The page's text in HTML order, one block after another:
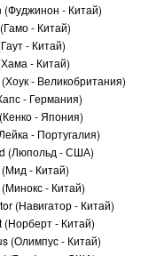
(Фуджинон - Китай)
- Китай)
- Китай)
- Китай)
- Великобритания)
- Германия)
- Япония)
- Португалия)
(Люпольд - США)
- Китай)
- Китай)
(Навигатор - Китай)
(Норберт - Китай)
(Олимпус - Китай)